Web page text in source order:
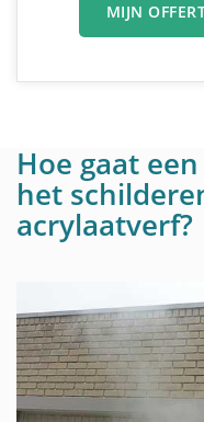
MIJN
Hoe gaat
het
acrylaatverf?